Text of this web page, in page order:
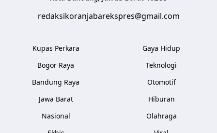
redaksikoranjabarekspres@gmail.com
Kupas Perkara
Bogor Raya
Bandung Raya
Jawa Barat
Nasional
Gaya Hidup
Teknologi
Otomotif
Hiburan
Olahraga